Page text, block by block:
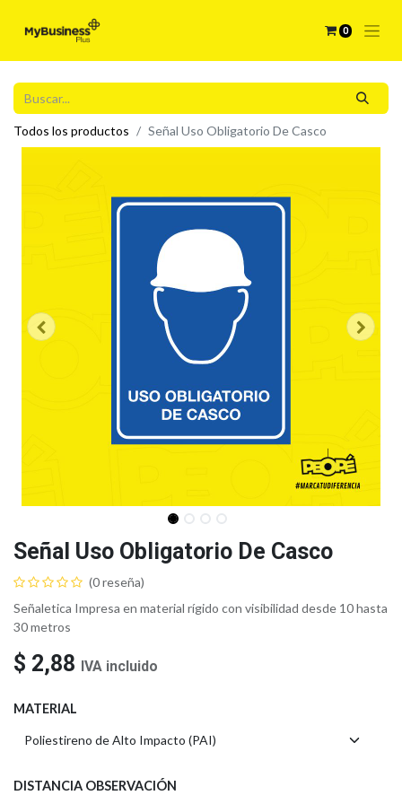
0
Todos los productos Señal Uso Obligatorio De Casco
Señal Uso Obligatorio De Casco
(0 reseña)
Señaletica Impresa en material rígido con visibilidad desde 10 hasta
30 metros
$ 2,88 IVA incluido
MATERIAL
DISTANCIA OBSERVACIÓN